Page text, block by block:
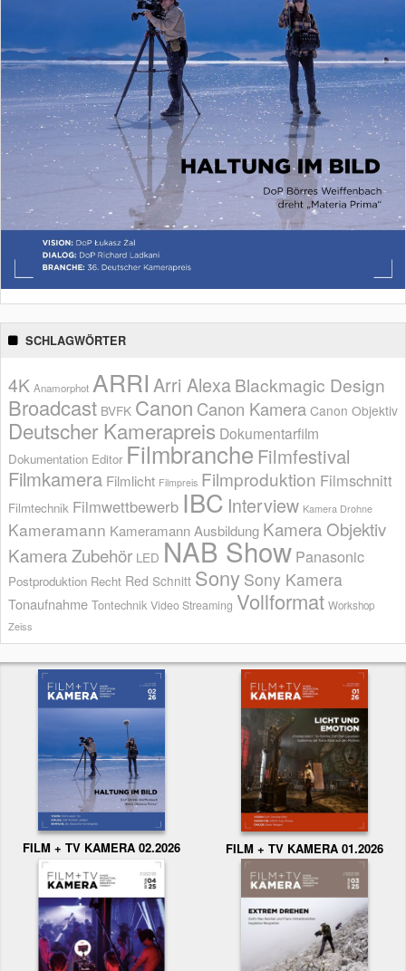
SCHLAGWÖRTER
4K Anamorphot ARRI Arri AlexaBlackmagic Design
Broadcast BVFK Canon Canon Kamera Canon Objektiv
Deutscher Kamerapreis Dokumentarfilm
Dokumentation Editor Filmbranche Filmfestival
Filmkamera Filmlicht Filmpreis Filmproduktion Filmschnitt
Filmtechnik Filmwettbewerb IBC Interview Kamera Drohne
Kameramann Kameramann Ausbildung Kamera Objektiv
Kamera Zubehör LED NAB Show Panasonic
Postproduktion Recht Red Schnitt Sony Sony Kamera
Tonaufnahme Tontechnik Video Streaming Vollformat Workshop
Zeiss
FILM + TV KAMERA 02.2026 FILM + TV KAMERA 01.2026